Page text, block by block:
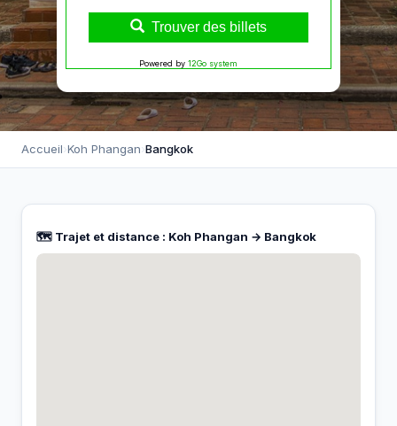
Trouver des billets
Powered by 12Go system
Accueil›Koh Phangan›Bangkok
🗺️ Trajet et distance : Koh Phangan → Bangkok